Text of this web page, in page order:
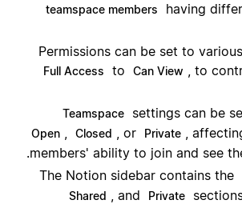
teamspace members
having
Permissions can be set to
Full Access to Can View , to
Teamspace settings can be
Open , Closed , or Private ,
members' ability to join and see
The Notion sidebar contains the
Shared , and Private